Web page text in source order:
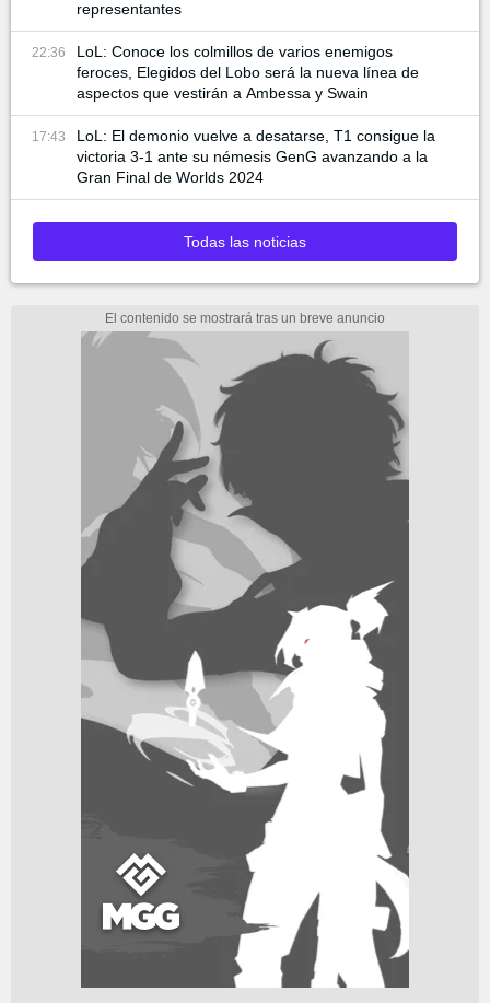
representantes
22:36
LoL: Conoce los colmillos de varios enemigos
feroces, Elegidos del Lobo será la nueva línea de
aspectos que vestirán a Ambessa y Swain
17:43
LoL: El demonio vuelve a desatarse, T1 consigue la
victoria 3-1 ante su némesis GenG avanzando a la
Gran Final de Worlds 2024
Todas las noticias